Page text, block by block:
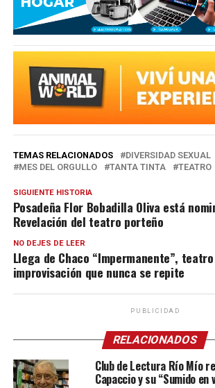
TEMAS RELACIONADOS DIVERSIDAD SEXUAL
MES DEL ORGULLO
TANTA TINTA TEATRO
SIGUIENTE HISTORIA
Posadeña Flor Bobadilla Oliva está
Revelación del teatro porteño
NO DEJES DE LEER
Llega de Chaco “Impermanente”,
improvisación que nunca se repite
PUBLICIDAD
RELACIONADOS
Club de Lectura Río Mío
Capaccio y su “Sumido